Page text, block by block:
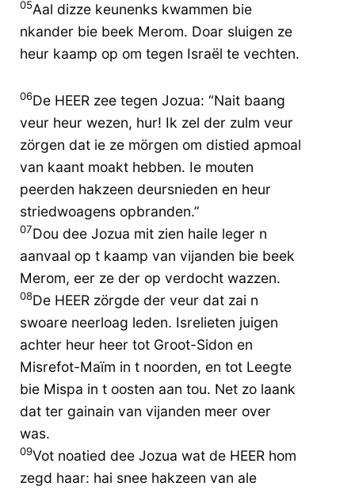
05Aal dizze keunenks kwammen bie
nkander bie beek Merom. Doar sluigen ze
heur kaamp op om tegen Israël te vechten.
06De HEER zee tegen Jozua: “Nait baang
veur heur wezen, hur! Ik zel der zulm veur
zörgen dat ie ze mörgen om distied apmoal
van kaant moakt hebben. Ie mouten
peerden hakzeen deursnieden en heur
striedwoagens opbranden.”
07Dou dee Jozua mit zien haile leger n
aanvaal op t kaamp van vijanden bie beek
Merom, eer ze der op verdocht wazzen.
08De HEER zörgde der veur dat zai n
swoare neerloag leden. Isrelieten juigen
achter heur heer tot Groot-Sidon en
Misrefot-Maïm in t noorden, en tot Leegte
bie Mispa in t oosten aan tou. Net zo laank
dat ter gainain van vijanden meer over
was.
09Vot noatied dee Jozua wat de HEER hom
zegd haar: hai snee hakzeen van ale